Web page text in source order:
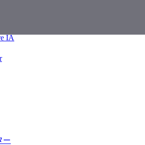
IA
em IA
IA
ー